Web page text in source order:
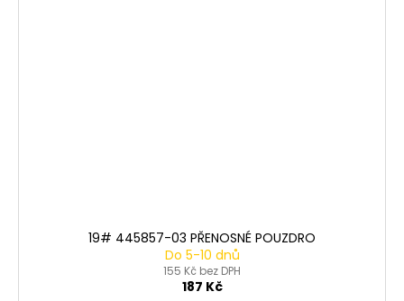
19# 445857-03 PŘENOSNÉ POUZDRO
Do 5-10 dnů
155 Kč bez DPH
187 Kč